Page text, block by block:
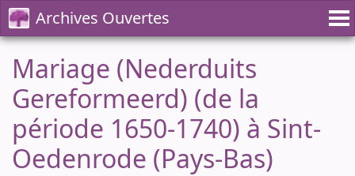
Archives Ouvertes
Mariage (Nederduits
Gereformeerd) (de la
période 1650-1740) à Sint-
Oedenrode (Pays-Bas)